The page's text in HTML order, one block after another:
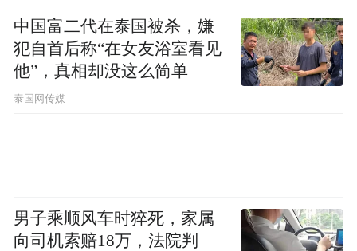
中国富二代在泰国被杀，嫌
犯自首后称“在女友浴室看见
他”，真相却没这么简单
泰国网传媒
男子乘顺风车时猝死，家属
向司机索赔18万，法院判